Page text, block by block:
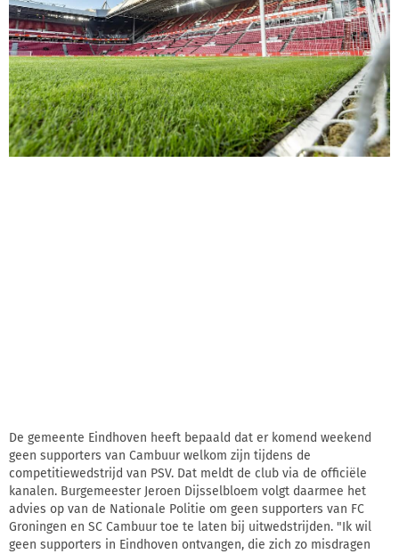
De gemeente Eindhoven heeft bepaald dat er komend weekend
geen supporters van Cambuur welkom zijn tijdens de
competitiewedstrijd van PSV. Dat meldt de club via de officiële
kanalen. Burgemeester Jeroen Dijsselbloem volgt daarmee het
advies op van de Nationale Politie om geen supporters van FC
Groningen en SC Cambuur toe te laten bij uitwedstrijden. "Ik wil
geen supporters in Eindhoven ontvangen, die zich zo misdragen